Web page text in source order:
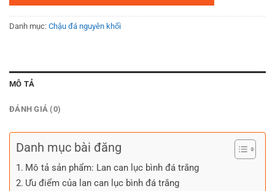
Danh mục: Chậu đá nguyên khối
MÔ TẢ
ĐÁNH GIÁ (0)
Danh mục bài đăng
Mô tả sản phẩm: Lan can lục bình đá trắng
Ưu điểm của lan can lục bình đá trắng